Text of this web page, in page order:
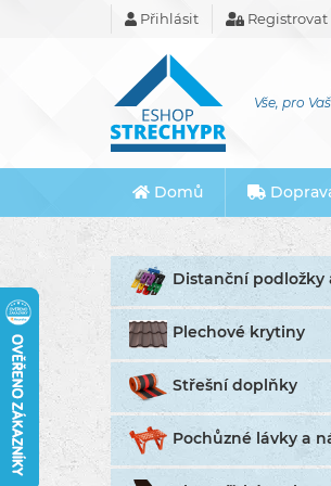
Přihlásit Registrovat
Vše, pro
Domů
Distanční podložky
Plechové krytiny
Střešní doplňky
Pochůzné lávky a